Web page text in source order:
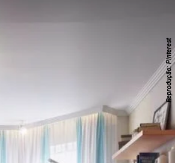
Reprodução: Pinterest